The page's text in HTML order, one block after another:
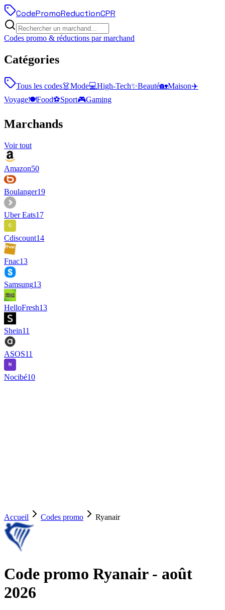
CodePromoReductionCPR
Codes promo & réductions par marchand
Catégories
Tous les codes👗Mode💻High-Tech✨Beauté🏡Maison✈️
Voyage🍽️Food⚽Sport🎮Gaming
Marchands
Voir tout
Amazon50
Boulanger19
Uber Eats17
Cdiscount14
Fnac13
Samsung13
HelloFresh13
Shein11
ASOS11
Nocibé10
Accueil Codes promo Ryanair
Code promo Ryanair- août
2026